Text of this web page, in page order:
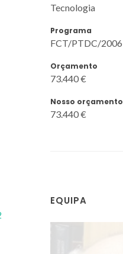
Tecnologia
Programa
FCT/PTDC/2006
Orçamento
73.440 €
Nosso orçamento
73.440 €
EQUIPA